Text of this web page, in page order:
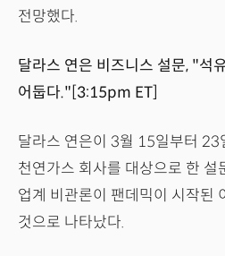
전망했다.
달라스 연은 비즈니스 설문, "석
어둡다."[3:15pm ET]
달라스 연은이 3월 15일부터
천연가스 회사를 대상으로 한 설
업계 비관론이 팬데믹이 시작된
것으로 나타났다.